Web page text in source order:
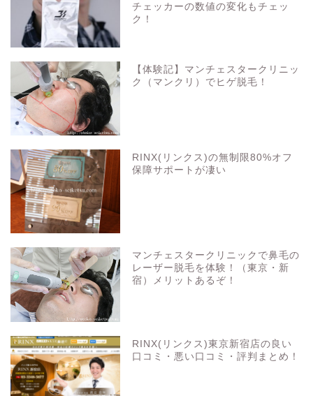
チェッカーの数値の変化もチェッ
ク！
【体験記】マンチェスタークリニッ
ク（マンクリ）でヒゲ脱毛！
RINX(リンクス)の無制限80%オフ
保障サポートが凄い
マンチェスタークリニックで鼻毛の
レーザー脱毛を体験！（東京・新
宿）メリットあるぞ！
RINX(リンクス)東京新宿店の良い
口コミ・悪い口コミ・評判まとめ！